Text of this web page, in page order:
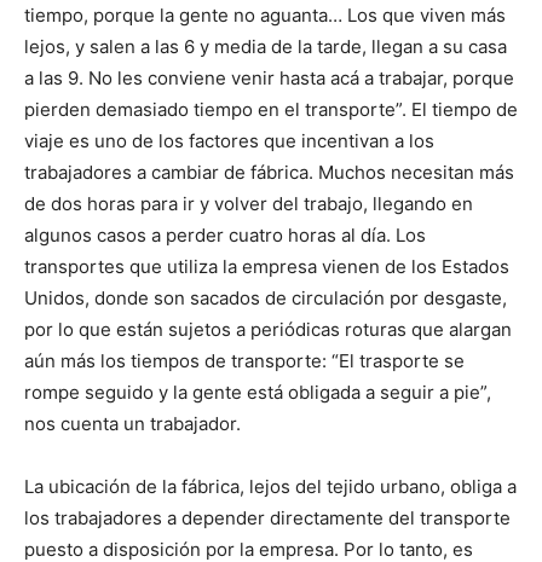
tiempo, porque la gente no aguanta… Los que viven más
lejos, y salen a las 6 y media de la tarde, llegan a su casa
a las 9. No les conviene venir hasta acá a trabajar, porque
pierden demasiado tiempo en el transporte”. El tiempo de
viaje es uno de los factores que incentivan a los
trabajadores a cambiar de fábrica. Muchos necesitan más
de dos horas para ir y volver del trabajo, llegando en
algunos casos a perder cuatro horas al día. Los
transportes que utiliza la empresa vienen de los Estados
Unidos, donde son sacados de circulación por desgaste,
por lo que están sujetos a periódicas roturas que alargan
aún más los tiempos de transporte: “El trasporte se
rompe seguido y la gente está obligada a seguir a pie”,
nos cuenta un trabajador.
La ubicación de la fábrica, lejos del tejido urbano, obliga a
los trabajadores a depender directamente del transporte
puesto a disposición por la empresa. Por lo tanto, es